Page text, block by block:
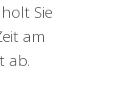
Sie
am
ab.